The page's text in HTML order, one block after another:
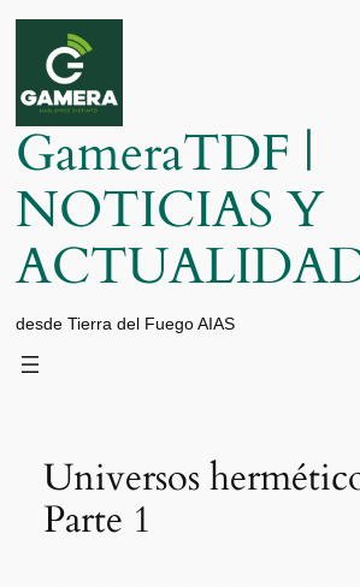
Saltar
contenido
GameraTDF |
NOTICIAS Y
desde Tierra del Fuego AIAS
Universos
Parte 1